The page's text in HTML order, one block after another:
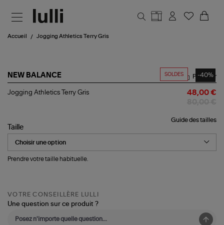
Accueil Jogging Athletics Terry Gris
SOLDES -40%
NEW BALANCE
Jogging
Partager
Jogging Athletics Terry Gris 48,00 €
Guide des tailles
Taille
Prendre votre taille habituelle.
VOTRE CONSEILLÈRE LULLI
Une question sur ce produit ?